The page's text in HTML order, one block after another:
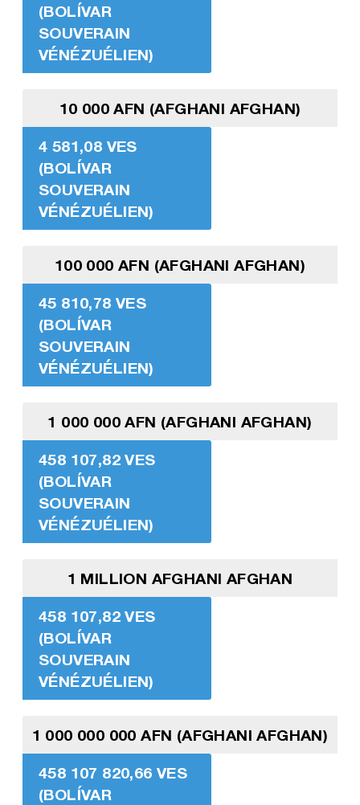
(BOLÍVAR
SOUVERAIN
VÉNÉZUÉLIEN)
10 000 AFN (AFGHANI AFGHAN)
4 581,08 VES
(BOLÍVAR
SOUVERAIN
VÉNÉZUÉLIEN)
100 000 AFN (AFGHANI AFGHAN)
45 810,78 VES
(BOLÍVAR
SOUVERAIN
VÉNÉZUÉLIEN)
1 000 000 AFN (AFGHANI AFGHAN)
458 107,82 VES
(BOLÍVAR
SOUVERAIN
VÉNÉZUÉLIEN)
1 MILLION AFGHANI AFGHAN
458 107,82 VES
(BOLÍVAR
SOUVERAIN
VÉNÉZUÉLIEN)
1 000 000 000 AFN (AFGHANI AFGHAN)
458 107 820,66 VES
(BOLÍVAR